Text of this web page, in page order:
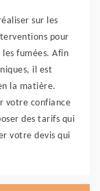
sur les
pour
fumées. Afin
il est
la matière.
votre confiance
des tarifs qui
votre devis qui